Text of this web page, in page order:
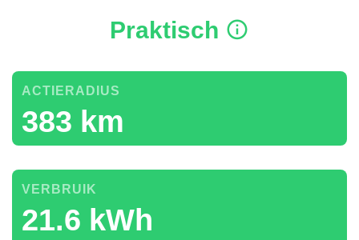
Praktisch
383 km
ACTIERADIUS
21.6 kWh
VERBRUIK